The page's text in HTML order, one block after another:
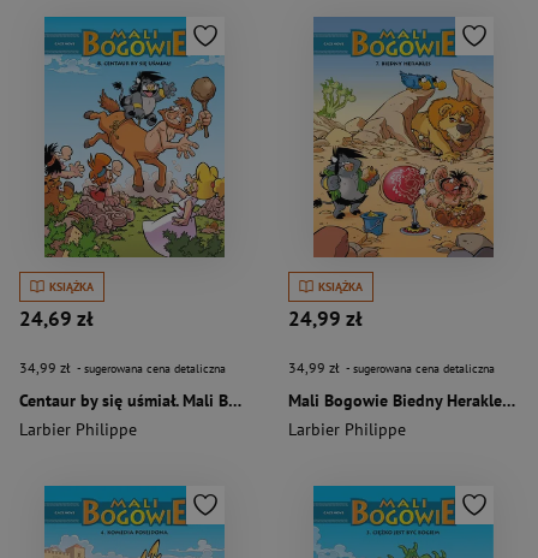
KSIĄŻKA
24,69 zł
34,99 zł - sugerowana cena detaliczna
Centaur by się uśmiał. Mali Bogowie. Tom 8
Larbier Philippe
KSIĄŻKA
24,99 zł
34,99 zł - sugerowana cena detaliczna
Mali Bogowie Biedny Herakles Tom 7
Larbier Philippe